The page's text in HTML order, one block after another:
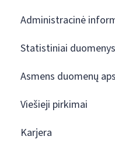
Administracinė
Statistiniai duomenys
Asmens duomenų
Viešieji pirkimai
Karjera